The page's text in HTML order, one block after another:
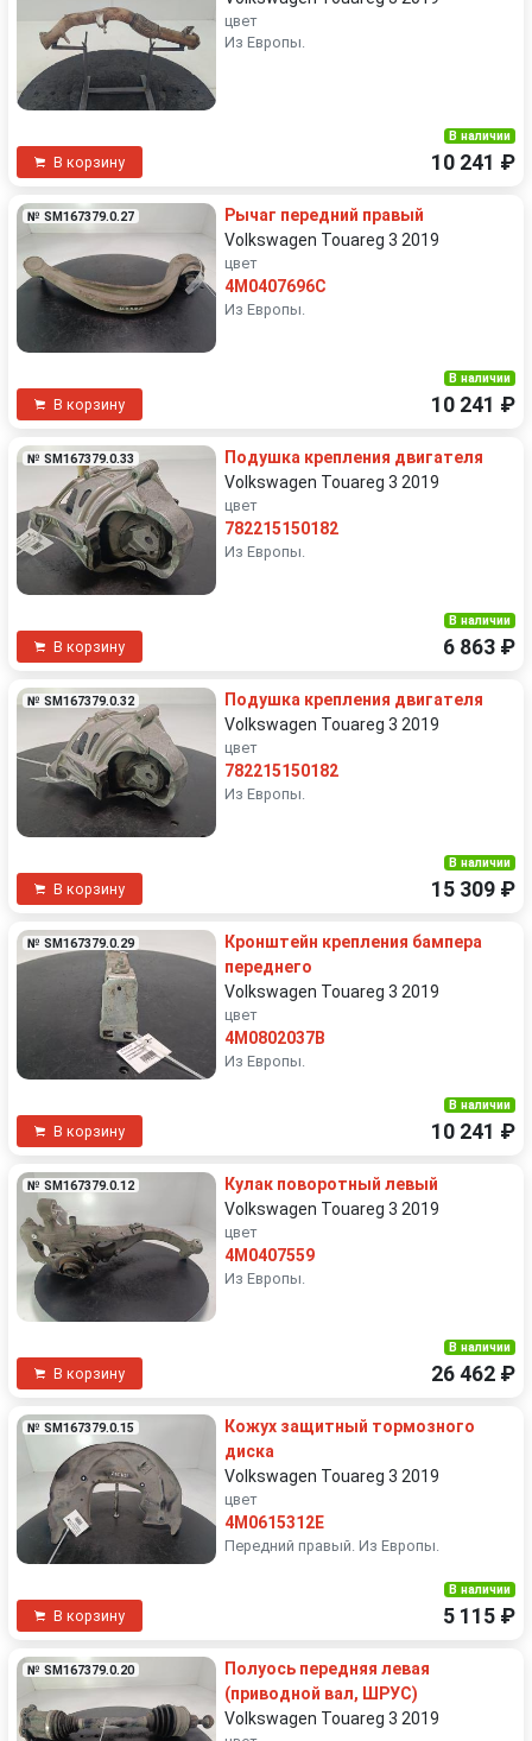
цвет
Из Европы.
В корзину
В наличии
10 241 ₽
№ SM167379.0.27
Рычаг передний правый
Volkswagen Touareg 3 2019
цвет
4M0407696C
Из Европы.
В корзину
В наличии
10 241 ₽
№ SM167379.0.33
Подушка крепления двигателя
Volkswagen Touareg 3 2019
цвет
782215150182
Из Европы.
В корзину
В наличии
6 863 ₽
№ SM167379.0.32
Подушка крепления двигателя
Volkswagen Touareg 3 2019
цвет
782215150182
Из Европы.
В корзину
В наличии
15 309 ₽
№ SM167379.0.29
Кронштейн крепления бампера
переднего
Volkswagen Touareg 3 2019
цвет
4M0802037B
Из Европы.
В корзину
В наличии
10 241 ₽
№ SM167379.0.12
Кулак поворотный левый
Volkswagen Touareg 3 2019
цвет
4M0407559
Из Европы.
В корзину
В наличии
26 462 ₽
№ SM167379.0.15
Кожух защитный тормозного
диска
Volkswagen Touareg 3 2019
цвет
4M0615312E
Передний правый. Из Европы.
В корзину
В наличии
5 115 ₽
№ SM167379.0.20
Полуось передняя левая
(приводной вал, ШРУС)
Volkswagen Touareg 3 2019